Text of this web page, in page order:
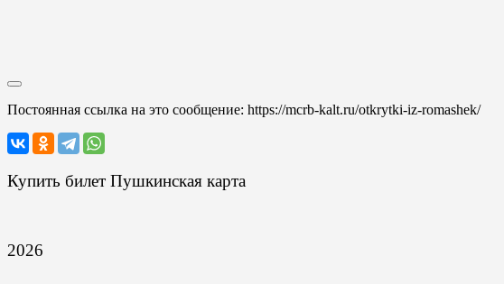
Постоянная ссылка на это сообщение: https://mcrb-kalt.ru/otkrytki-iz-romashek/
Купить билет Пушкинская карта
2026